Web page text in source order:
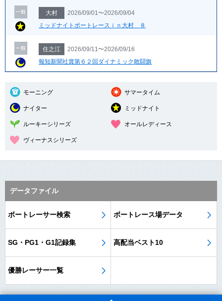
大村
2026/09/01〜2026/09/04
ミッドナイトボートレースｉｎ大村 ８
住之江
2026/09/11〜2026/09/16
報知新聞社賞第６２回ダイナミック敢闘旗
モーニング サマータイム
ナイター ミッドナイト
ルーキーシリーズ オールレディース
ヴィーナスシリーズ
データファイル
ボートレーサー検索 ボートレース場データ
SG・PG1・G1記録集 高配当ベスト10
優勝レーサー一覧